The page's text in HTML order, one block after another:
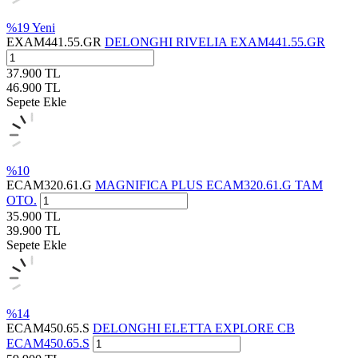
%19Yeni
EXAM441.55.GR DELONGHI RIVELIA EXAM441.55.GR
37.900 TL
46.900 TL
Sepete Ekle
%10
ECAM320.61.G MAGNIFICA PLUS ECAM320.61.G TAM
OTO.
35.900 TL
39.900 TL
Sepete Ekle
%14
ECAM450.65.S DELONGHI ELETTA EXPLORE CB
ECAM450.65.S